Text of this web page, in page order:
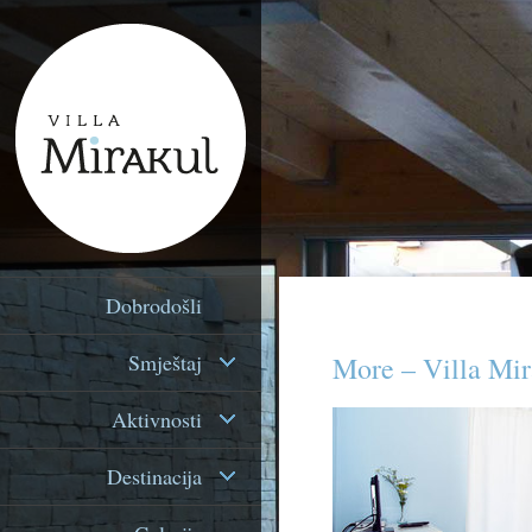
Dobrodošli
Smještaj
Aktivnosti
Destinacija
More – Villa